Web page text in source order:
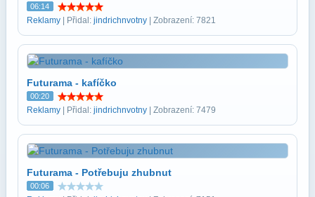
06:14
Reklamy | Přidal: jindrichnvotny | Zobrazení: 7821
Futurama - kafíčko
00:20
Reklamy | Přidal: jindrichnvotny | Zobrazení: 7479
Futurama - Potřebuju zhubnut
00:06